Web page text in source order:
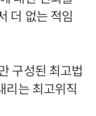
더 없는 적임
구성된 최고법
리는 최고위직